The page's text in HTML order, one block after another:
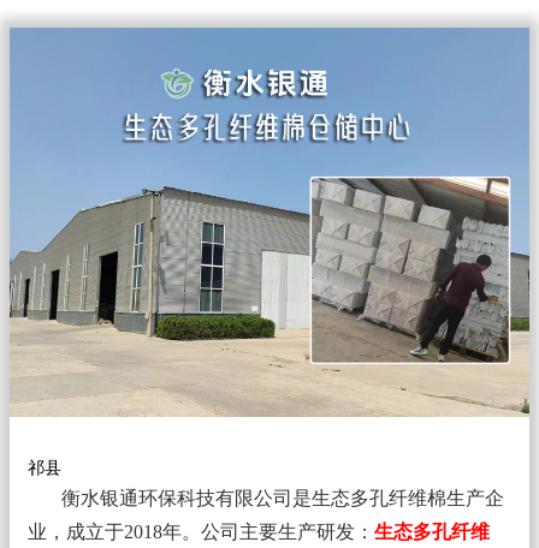
祁县
衡水银通环保科技有限公司是生态多孔纤维棉生产企
业，成立于2018年。 公司主要生产研发： 生态多孔纤维